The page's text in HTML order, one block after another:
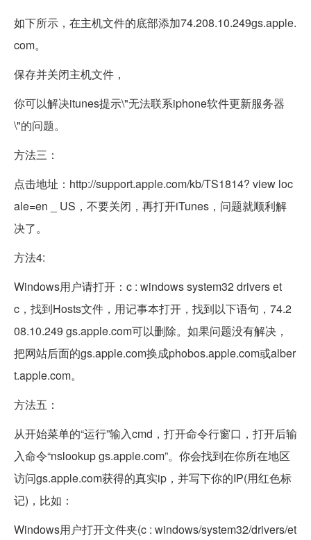
如下所示，在主机文件的底部添加74.208.10.249gs.apple.
com。
保存并关闭主机文件，
你可以解决itunes提示\"无法联系iphone软件更新服务器
\"的问题。
方法三：
点击地址：http://support.apple.com/kb/TS1814? view loc
ale=en _ US，不要关闭，再打开iTunes，问题就顺利解
决了。
方法4:
Windows用户请打开：c : windows system32 drivers et
c，找到Hosts文件，用记事本打开，找到以下语句，74.2
08.10.249 gs.apple.com可以删除。如果问题没有解决，
把网站后面的gs.apple.com换成phobos.apple.com或alber
t.apple.com。
方法五：
从开始菜单的“运行”输入cmd，打开命令行窗口，打开后输
入命令“nslookup gs.apple.com”。你会找到在你所在地区
访问gs.apple.com获得的真实ip，并写下你的IP(用红色标
记)，比如：
Windows用户打开文件夹(c : windows/system32/drivers/et